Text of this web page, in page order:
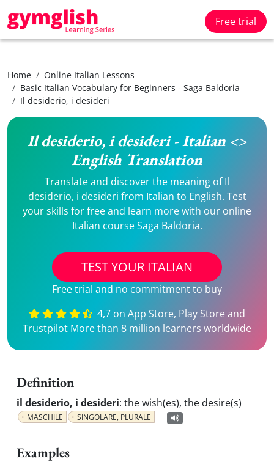
Free trial
Home
Online Italian Lessons
Basic Italian Vocabulary for Beginners - Saga Baldoria
Il desiderio, i desideri
Il desiderio, i desideri - Italian <>
English Translation
Translate and discover the meaning of Il
desiderio, i desideri from Italian to English. Test
your skills for free and learn more with our online
Italian course Saga Baldoria.
TEST YOUR ITALIAN
Free trial and no commitment to buy
4,7 on App Store, Play Store and
Trustpilot More than 8 million learners worldwide
Definition
il desiderio, i desideri: the wish(es), the desire(s)
MASCHILE SINGOLARE, PLURALE
Examples